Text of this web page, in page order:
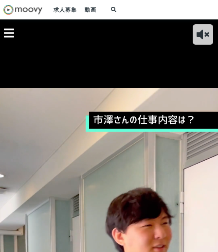
求人募集 動画
事内容は？｜カスタ
マーサクセスとプロ
ダクト開発全般を担
ワークサイドの創業
理由は？｜多くの企
業が抱える組織課題
立花さんの入社理由
は？｜リードエンジ
ニアとして関わるプ
事
員